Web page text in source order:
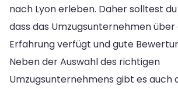
nach Lyon erleben. Daher solltest
dass das Umzugsunternehmen
Erfahrung verfügt und gute
Neben der Auswahl des richtigen
Umzugsunternehmens gibt es auch